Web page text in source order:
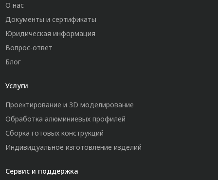
О нас
Документы и сертификаты
Юридическая информация
Вопрос-ответ
Блог
Услуги
Проектирование и 3D моделирование
Обработка алюминиевых профилей
Сборка готовых конструкций
Индивидуальное изготовление изделий
Сервис и поддержка